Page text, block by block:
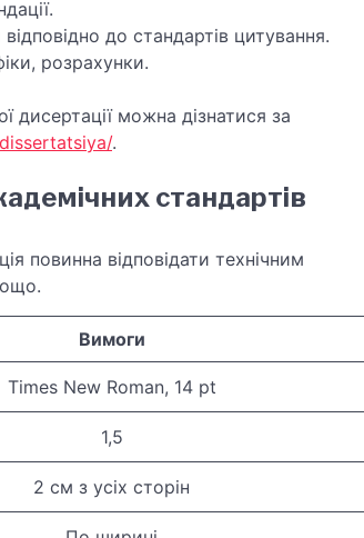
до стандартів цитування.
розрахунки.
можна дізнатися за
.
стандартів
повинна відповідати технічним
Вимоги
Times New Roman, 14 pt
1,5
2 см з усіх сторін